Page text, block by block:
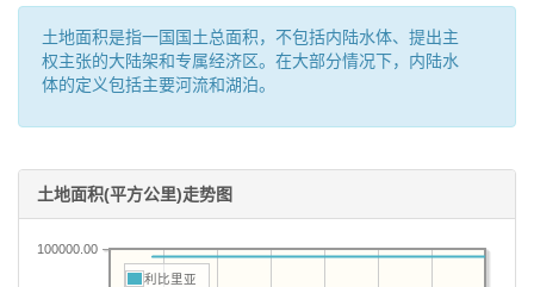
土地面积是指一国国土总面积，不包括内陆水体、提出主
权主张的大陆架和专属经济区。在大部分情况下，内陆水
体的定义包括主要河流和湖泊。
土地面积(平方公里)走势图
100000.00
利比里亚